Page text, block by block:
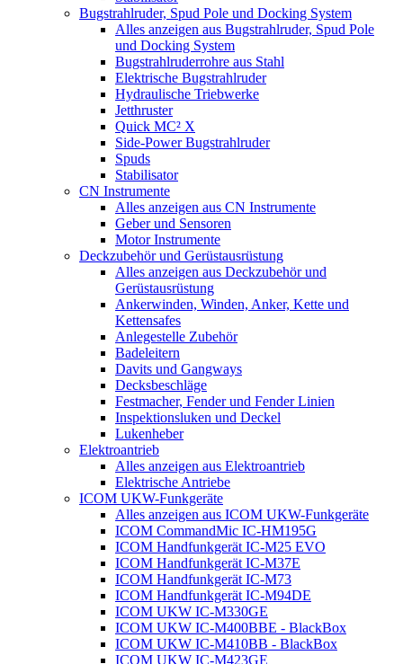
Bugstrahlruder, Spud Pole und Docking System
Alles anzeigen aus Bugstrahlruder, Spud Pole
und Docking System
Bugstrahlruderrohre aus Stahl
Elektrische Bugstrahlruder
Hydraulische Triebwerke
Jetthruster
Quick MC² X
Side-Power Bugstrahlruder
Spuds
Stabilisator
CN Instrumente
Alles anzeigen aus CN Instrumente
Geber und Sensoren
Motor Instrumente
Deckzubehör und Gerüstausrüstung
Alles anzeigen aus Deckzubehör und
Gerüstausrüstung
Ankerwinden, Winden, Anker, Kette und
Kettensafes
Anlegestelle Zubehör
Badeleitern
Davits und Gangways
Decksbeschläge
Festmacher, Fender und Fender Linien
Inspektionsluken und Deckel
Lukenheber
Elektroantrieb
Alles anzeigen aus Elektroantrieb
Elektrische Antriebe
ICOM UKW-Funkgeräte
Alles anzeigen aus ICOM UKW-Funkgeräte
ICOM CommandMic IC-HM195G
ICOM Handfunkgerät IC-M25 EVO
ICOM Handfunkgerät IC-M37E
ICOM Handfunkgerät IC-M73
ICOM Handfunkgerät IC-M94DE
ICOM UKW IC-M330GE
ICOM UKW IC-M400BBE - BlackBox
ICOM UKW IC-M410BB - BlackBox
ICOM UKW IC-M423GE